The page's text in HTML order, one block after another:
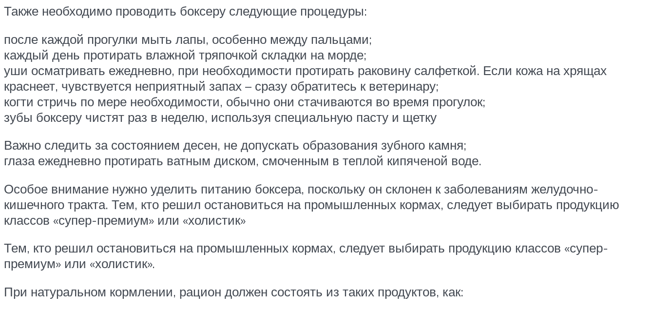
Также необходимо проводить боксеру следующие процедуры:
после каждой прогулки мыть лапы, особенно между пальцами;
каждый день протирать влажной тряпочкой складки на морде;
уши осматривать ежедневно, при необходимости протирать раковину салфеткой. Если кожа на хрящах
краснеет, чувствуется неприятный запах – сразу обратитесь к ветеринару;
когти стричь по мере необходимости, обычно они стачиваются во время прогулок;
зубы боксеру чистят раз в неделю, используя специальную пасту и щетку
Важно следить за состоянием десен, не допускать образования зубного камня;
глаза ежедневно протирать ватным диском, смоченным в теплой кипяченой воде.
Особое внимание нужно уделить питанию боксера, поскольку он склонен к заболеваниям желудочно-
кишечного тракта. Тем, кто решил остановиться на промышленных кормах, следует выбирать продукцию
классов «супер-премиум» или «холистик»
Тем, кто решил остановиться на промышленных кормах, следует выбирать продукцию классов «супер-
премиум» или «холистик».
При натуральном кормлении, рацион должен состоять из таких продуктов, как: